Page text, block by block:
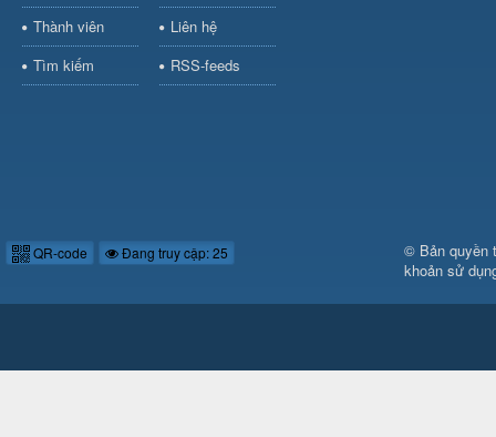
Thành viên
Liên hệ
Tìm kiếm
RSS-feeds
QR-code Đang truy cập: 25
© Bản quyền
khoản sử